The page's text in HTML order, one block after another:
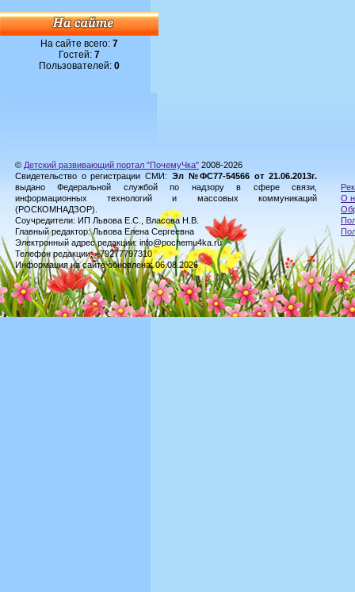
На сайте всего: 7
Гостей: 7
Пользователей: 0
© Детский развивающий портал "ПочемуЧка" 2008-2026
Свидетельство о регистрации СМИ: Эл №ФС77-54566 от 21.06.2013г.
выдано Федеральной службой по надзору в сфере связи,
информационных технологий и массовых коммуникаций
(РОСКОМНАДЗОР).
Соучредители: ИП Львова Е.С., Власова Н.В.
Главный редактор: Львова Елена Сергеевна
Электронный адрес редакции: info@pochemu4ka.ru
Телефон редакции: +79277797310
Информация на сайте обновлена: 06.08.2026
О